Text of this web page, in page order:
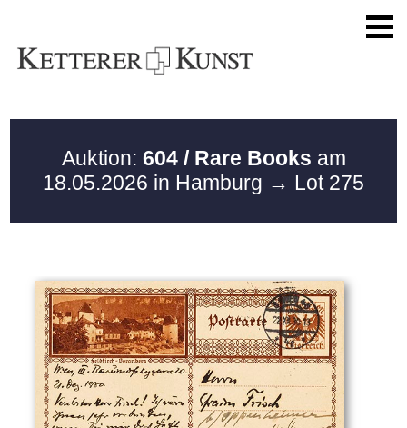
Auktion: 604 / Rare Books am
18.05.2026 in Hamburg → Lot 275